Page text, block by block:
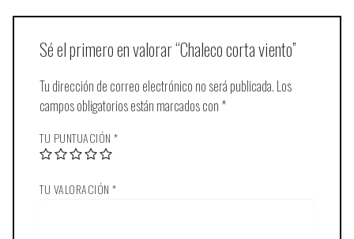
Sé el primero en valorar “Chaleco corta viento”
Tu dirección de correo electrónico no será publicada. Los
campos obligatorios están marcados con *
TU PUNTUACIÓN *
TU VALORACIÓN *